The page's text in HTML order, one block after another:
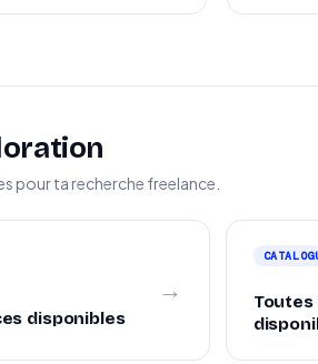
pour ta recherche freelance.
disponibles
→